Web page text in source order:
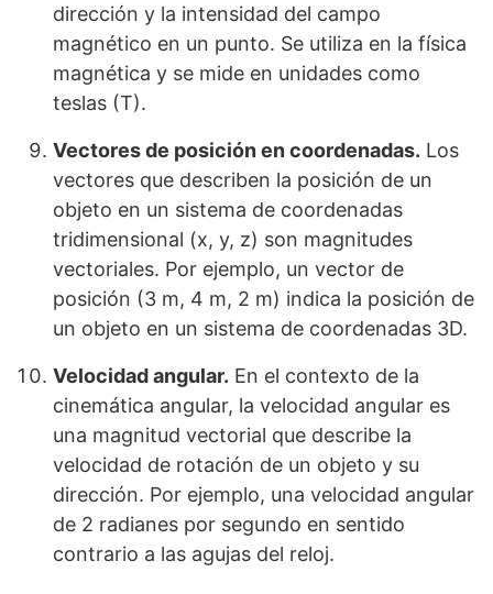
dirección y la intensidad del campo
magnético en un punto. Se utiliza en la física
magnética y se mide en unidades como
teslas (T).
Vectores de posición en coordenadas. Los
vectores que describen la posición de un
objeto en un sistema de coordenadas
tridimensional (x, y, z) son magnitudes
vectoriales. Por ejemplo, un vector de
posición (3 m, 4 m, 2 m) indica la posición de
un objeto en un sistema de coordenadas 3D.
Velocidad angular. En el contexto de la
cinemática angular, la velocidad angular es
una magnitud vectorial que describe la
velocidad de rotación de un objeto y su
dirección. Por ejemplo, una velocidad angular
de 2 radianes por segundo en sentido
contrario a las agujas del reloj.